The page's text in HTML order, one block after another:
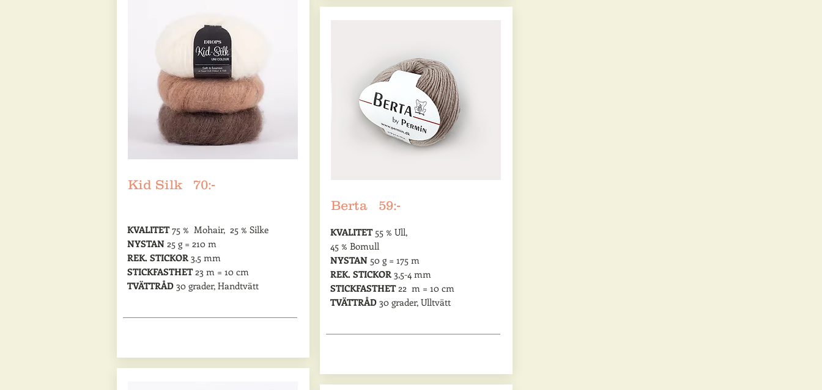
Kid Silk 70:-
KVALITET75 % Mohair, 25 % Silke
NYSTAN 25 g = 210 m
REK. STICKOR3,5 mm
STICKFASTHET23 m = 10 cm
TVÄTTRÅD 30 grader, Handtvätt
Berta 59:-
KVALITET 55 % Ull,
45 % Bomull
NYSTAN50 g = 175 m
REK. STICKOR 3,5-4 mm
STICKFASTHET22 m = 10 cm
TVÄTTRÅD 30 grader, Ulltvätt